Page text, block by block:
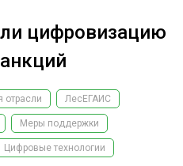
цифровизацию
отрасли ЛесЕГАИС
Меры поддержки
Цифровые технологии